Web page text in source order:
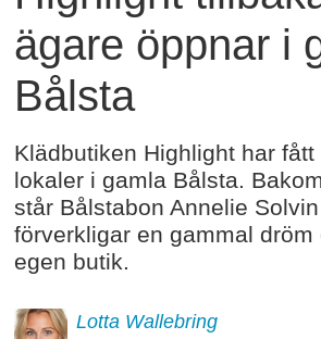
ägare öppnar i
Bålsta
Klädbutiken Highlight har
lokaler i gamla Bålsta.
står Bålstabon Annelie
förverkligar en gammal dröm
egen butik.
Lotta Wallebring